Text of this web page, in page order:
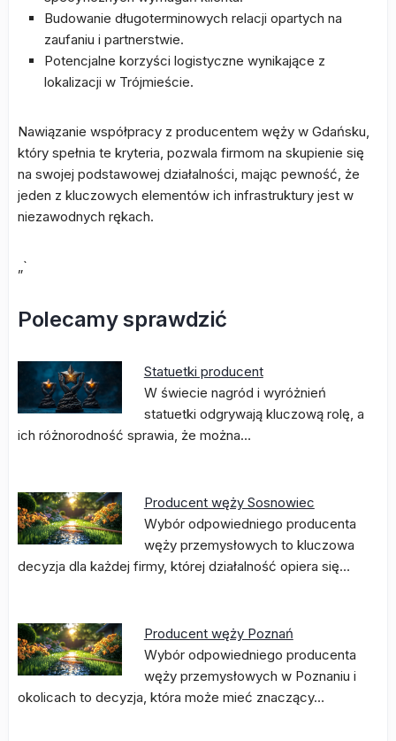
Budowanie długoterminowych relacji opartych na
zaufaniu i partnerstwie.
Potencjalne korzyści logistyczne wynikające z
lokalizacji w Trójmieście.
Nawiązanie współpracy z producentem węży w Gdańsku,
który spełnia te kryteria, pozwala firmom na skupienie się
na swojej podstawowej działalności, mając pewność, że
jeden z kluczowych elementów ich infrastruktury jest w
niezawodnych rękach.
„`
Polecamy sprawdzić
Statuetki producent
W świecie nagród i wyróżnień
statuetki odgrywają kluczową rolę, a
ich różnorodność sprawia, że można…
Producent węży Sosnowiec
Wybór odpowiedniego producenta
węży przemysłowych to kluczowa
decyzja dla każdej firmy, której działalność opiera się…
Producent węży Poznań
Wybór odpowiedniego producenta
węży przemysłowych w Poznaniu i
okolicach to decyzja, która może mieć znaczący…